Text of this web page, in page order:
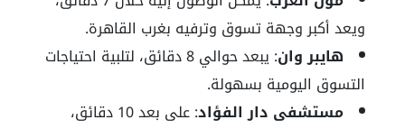
ويعد أكبر وجهة تسوق وترفيه بغرب القاهرة.
هايبر وان
: يبعد حوالي 8 دقائق، لتلبية احتياجات
التسوق اليومية بسهولة.
مستشفى دار الفؤاد
: على بعد 10 دقائق،